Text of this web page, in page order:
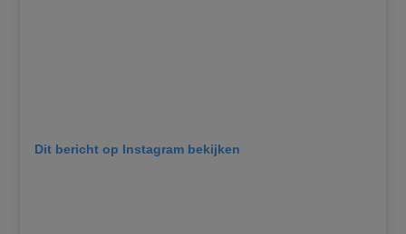
Dit bericht op Instagram bekijken